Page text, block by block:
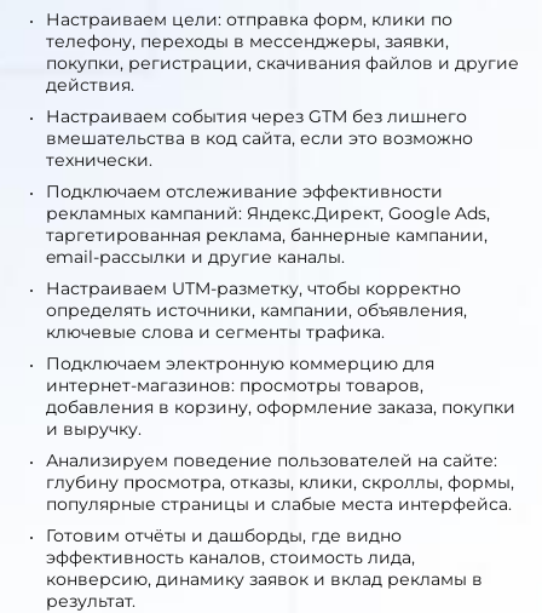
Настраиваем цели: отправка форм, клики по
телефону, переходы в мессенджеры, заявки,
покупки, регистрации, скачивания файлов и другие
действия.
Настраиваем события через GTM без лишнего
вмешательства в код сайта, если это возможно
технически.
Подключаем отслеживание эффективности
рекламных кампаний: Яндекс.Директ, Google Ads,
таргетированная реклама, баннерные кампании,
email-рассылки и другие каналы.
Настраиваем UTM-разметку, чтобы корректно
определять источники, кампании, объявления,
ключевые слова и сегменты трафика.
Подключаем электронную коммерцию для
интернет-магазинов: просмотры товаров,
добавления в корзину, оформление заказа, покупки
и выручку.
Анализируем поведение пользователей на сайте:
глубину просмотра, отказы, клики, скроллы, формы,
популярные страницы и слабые места интерфейса.
Готовим отчёты и дашборды, где видно
эффективность каналов, стоимость лида,
конверсию, динамику заявок и вклад рекламы в
результат.